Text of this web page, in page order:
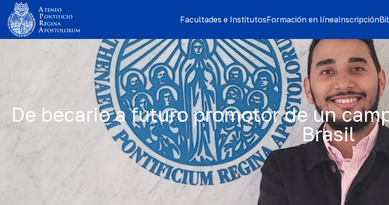
Facultades e InstitutosFormación en líneaInscripción
De becario a futuro promotor de un
Brasil